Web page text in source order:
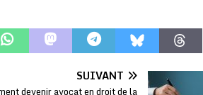
SUIVANT
devenir avocat en droit de la